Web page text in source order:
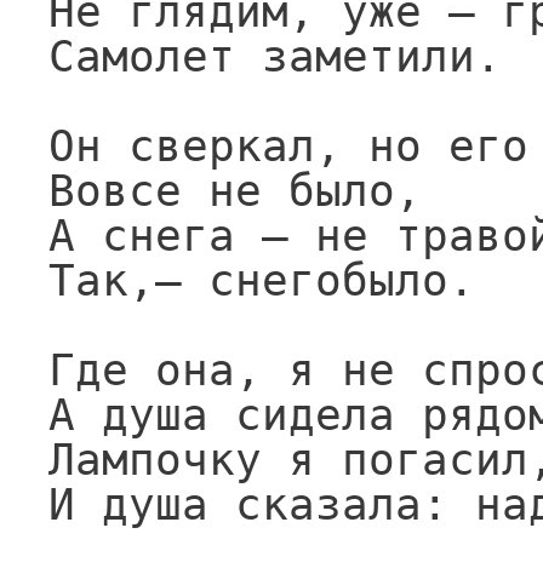
Не глядим, уже —
Самолет заметили.
Он сверкал, но его
Вовсе не было,
А снега — не
Так,— снегобыло.
Где она, я не
А душа сидела
Лампочку я
И душа сказала: